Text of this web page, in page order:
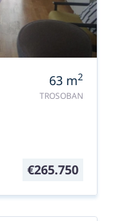
63 m2
TROSOBAN
€265.750